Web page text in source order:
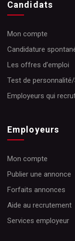
Candidats
Mon compte
Candidature
Les offres d’emploi
Test de
Employeurs qui
Employeurs
Mon compte
Publier une annonce
Forfaits annonces
Aide au recrutement
Services employeur